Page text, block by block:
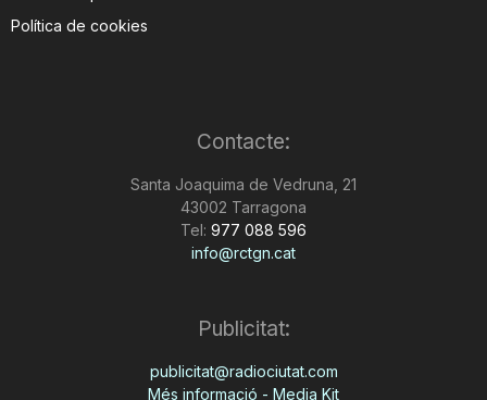
Política de cookies
Contacte:
Santa Joaquima de Vedruna, 21
43002 Tarragona
Tel: 977 088 596
info@rctgn.cat
Publicitat:
publicitat@radiociutat.com
Més informació - Media Kit